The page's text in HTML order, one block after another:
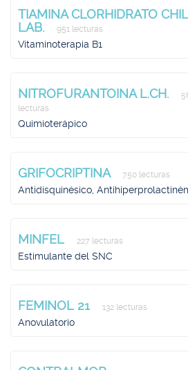
TIAMINA CLORHIDRATO
LAB.
951 lecturas
Vitaminoterapia B1
NITROFURANTOINA L.CH.
lecturas
Quimioterápico
GRIFOCRIPTINA 750 lecturas
Antidisquinésico,
MINFEL 227 lecturas
Estimulante del SNC
FEMINOL 21 132 lecturas
Anovulatorio